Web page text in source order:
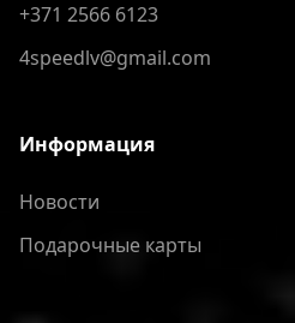
+371 2566 6123
4speedlv@gmail.com
Информация
Новости
Подарочные карты